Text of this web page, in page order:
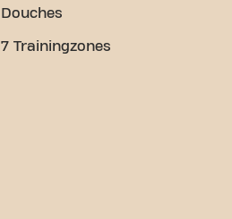
Douches
7 Trainingzones